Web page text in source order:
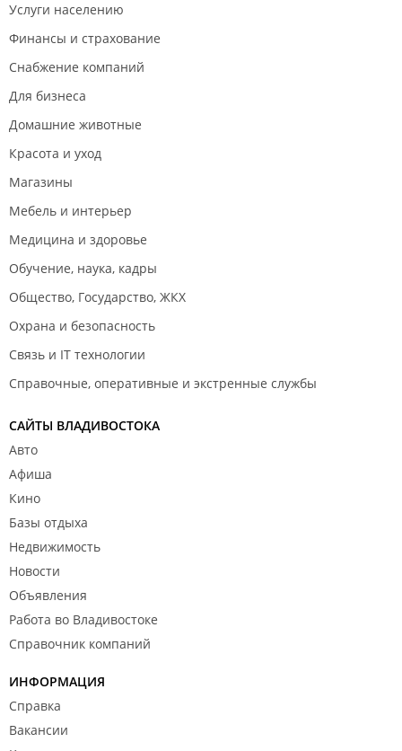
Услуги населению
Финансы и страхование
Снабжение компаний
Для бизнеса
Домашние животные
Красота и уход
Магазины
Мебель и интерьер
Медицина и здоровье
Обучение, наука, кадры
Общество, Государство, ЖКХ
Охрана и безопасность
Связь и IT технологии
Справочные, оперативные и экстренные службы
САЙТЫ ВЛАДИВОСТОКА
Авто
Афиша
Кино
Базы отдыха
Недвижимость
Новости
Объявления
Работа во Владивостоке
Справочник компаний
ИНФОРМАЦИЯ
Справка
Вакансии